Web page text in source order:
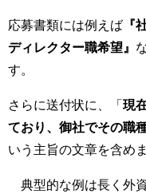
応募書類には例えば 『
ディレクター職希望』
す。
さらに送付状に、「 現
ており、御社でその職
いう主旨の文章を含めま
典型的な例は長く外